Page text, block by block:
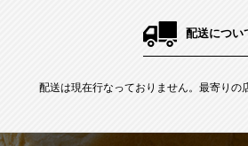
配送につい
配送は現在行なっておりません。最寄りの